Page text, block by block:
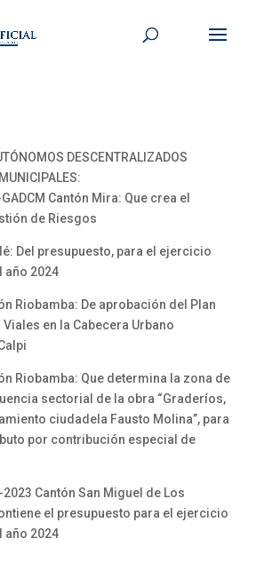
DESCENTRALIZADOS
Cantón Mira: Que crea el
de Riesgos
Del presupuesto, para el ejercicio
año 2024
Riobamba: De aprobación del Plan
en la Cabecera Urbano
Riobamba: Que determina la zona de
sectorial de la obra “Graderíos,
ciudadela Fausto Molina”, para
por contribución especial de
2023 Cantón San Miguel de Los
el presupuesto para el ejercicio
año 2024